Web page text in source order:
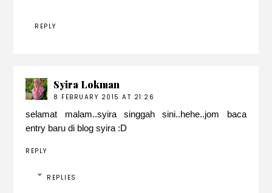
REPLY
Syira Lokman
8 FEBRUARY 2015 AT 21:26
selamat malam..syira singgah sini..hehe..jom baca
entry baru di blog syira :D
REPLY
REPLIES